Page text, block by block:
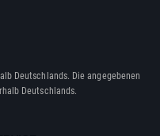
Deutschlands. Die angegebenen
Deutschlands.